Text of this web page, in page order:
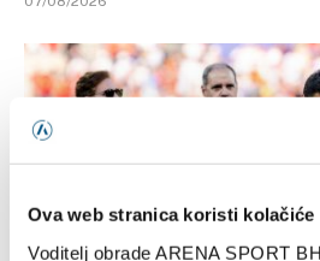
Ova web stranica koristi kolačiće
Voditelj obrade ARENA SPORT